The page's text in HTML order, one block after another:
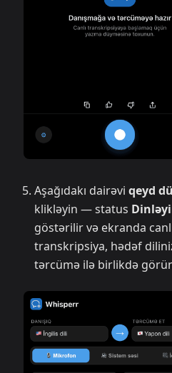
Aşağıdakı dairəvi qeyd
klikləyin — status
göstərilir və ekranda
transkripsiya, hədəf
tərcümə ilə birlikdə